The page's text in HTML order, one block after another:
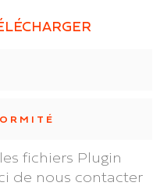
fichiers Plugin
de nous contacter